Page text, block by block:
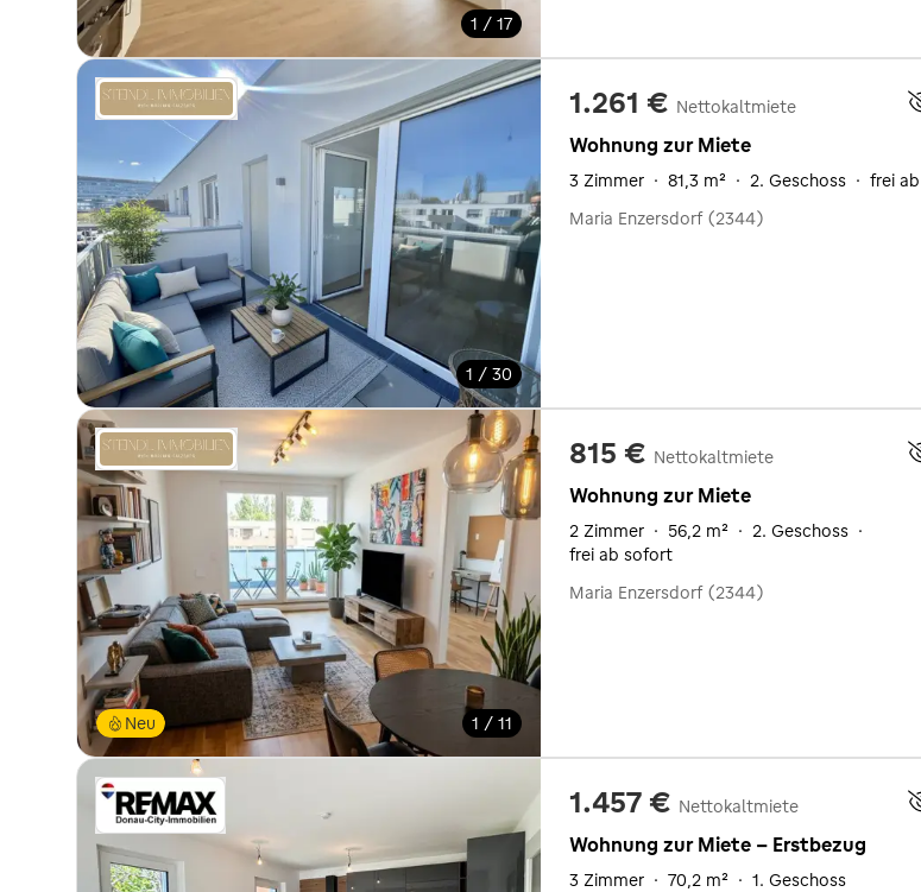
1 / 17
1 / 30
1.261 € Nettokaltmiete
Wohnung zur Miete
3 Zimmer · 81,3 m² · 2. Geschoss · frei
Maria Enzersdorf (2344)
1 / 11
Neu
815 € Nettokaltmiete
Wohnung zur Miete
2 Zimmer · 56,2 m² · 2. Geschoss ·
frei ab sofort
Maria Enzersdorf (2344)
1.457 € Nettokaltmiete
Wohnung zur Miete - Erstbezug
3 Zimmer · 70,2 m² · 1. Geschoss